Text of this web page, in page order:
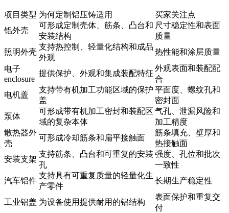
项目类型 为何定制铝压铸适用
买家关注点
铝外壳
可形成定制壳体、筋条、凸台和
安装结构
尺寸稳定性和表面
质量
照明外壳
支持热控制、轻量化结构和成品
外观
热性能和涂层质量
电子
enclosure
提供保护、外观和集成装配特征
外观表面和装配配
合
电机盖
支持带有机加工功能区域的保护
盖
平面度、螺纹孔和
密封面
泵体
可形成带有机加工密封和装配区
域的复杂本体
气孔、泄漏风险和
加工精度
散热器外
壳
可形成冷却筋条和扁平接触面
筋条填充、壁厚和
热接触面
安装支架
支持筋条、凸台和可重复的安装
孔
强度、孔位和批次
一致性
汽车铝件
支持具有可重复质量的轻量化生
产零件
长期生产稳定性
工业铝盖 为设备使用提供耐用的铝结构
表面保护和重复交
付